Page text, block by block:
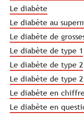
Le diabète
Le diabète au
Le diabète de
Le diabète de type 1
Le diabète de type 2
Le diabète de type
Le diabète en
Le diabète en